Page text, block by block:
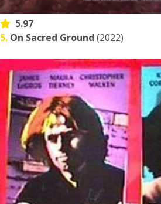
5.97
5. On Sacred Ground (2022)